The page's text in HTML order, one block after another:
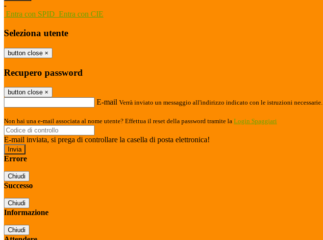
-
Entra con SPID Entra con CIE
Seleziona utente
button close ×
Recupero password
button close ×
E-mail Verrà inviato un messaggio all'indirizzo indicato con le istruzioni necessarie.
Non hai una e-mail associata al nome utente? Effettua il reset della password tramite la Login Spaggiari
E-mail inviata, si prega di controllare la casella di posta elettronica!
Errore
Chiudi
Successo
Chiudi
Informazione
Chiudi